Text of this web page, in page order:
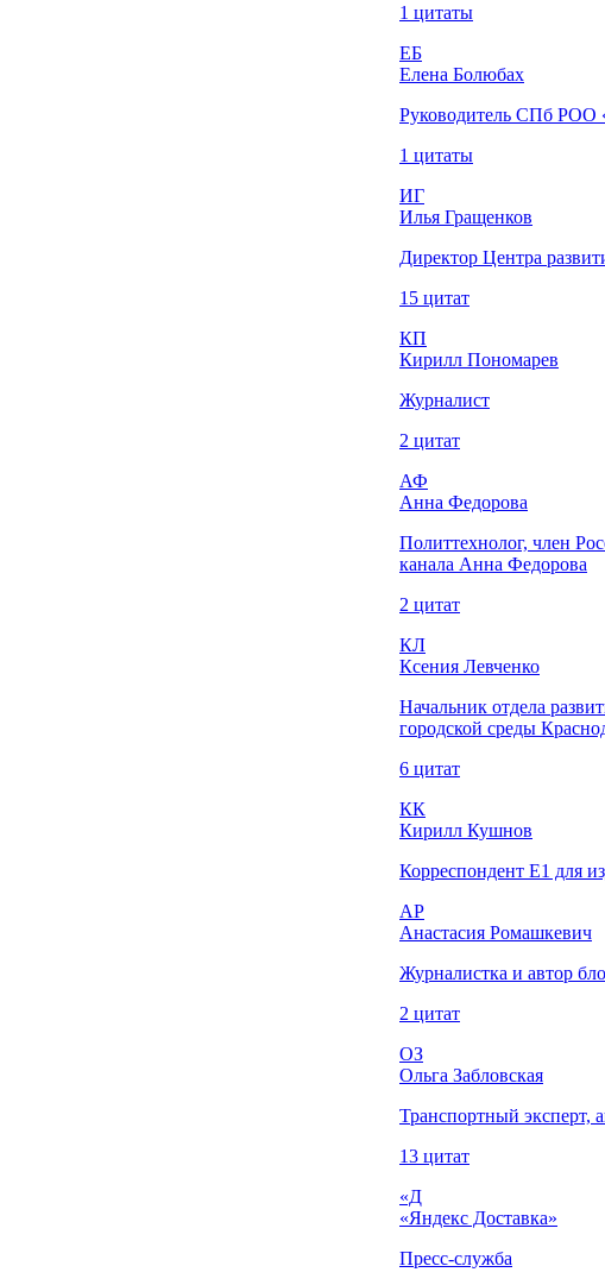
1 цитаты
ЕБ
Елена Болюбах
Руководитель СПб
1 цитаты
ИГ
Илья Гращенков
Директор Центра
15 цитат
КП
Кирилл Пономарев
Журналист
2 цитат
АФ
Анна Федорова
Политтехнолог, член
канала Анна Федорова
2 цитат
КЛ
Ксения Левченко
Начальник отдела
городской среды
6 цитат
КК
Кирилл Кушнов
Корреспондент E1 для
АР
Анастасия Ромашкевич
Журналистка и автор
2 цитат
ОЗ
Ольга Забловская
Транспортный эксперт,
13 цитат
«Д
«Яндекс Доставка»
Пресс-служба